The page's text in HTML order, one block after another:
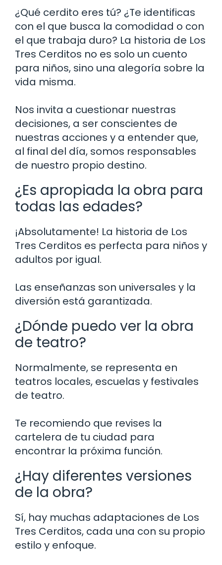
¿Qué cerdito eres tú? ¿Te identificas
con el que busca la comodidad o con
el que trabaja duro? La historia de Los
Tres Cerditos no es solo un cuento
para niños, sino una alegoría sobre la
vida misma.
Nos invita a cuestionar nuestras
decisiones, a ser conscientes de
nuestras acciones y a entender que,
al final del día, somos responsables
de nuestro propio destino.
¿Es apropiada la obra para
todas las edades?
¡Absolutamente! La historia de Los
Tres Cerditos es perfecta para niños y
adultos por igual.
Las enseñanzas son universales y la
diversión está garantizada.
¿Dónde puedo ver la obra
de teatro?
Normalmente, se representa en
teatros locales, escuelas y festivales
de teatro.
Te recomiendo que revises la
cartelera de tu ciudad para
encontrar la próxima función.
¿Hay diferentes versiones
de la obra?
Sí, hay muchas adaptaciones de Los
Tres Cerditos, cada una con su propio
estilo y enfoque.